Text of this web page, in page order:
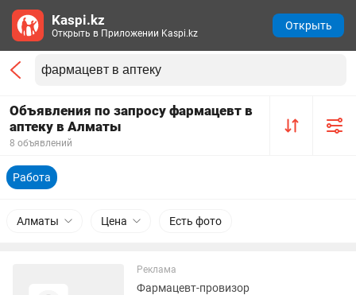
Объявления по запросу фармацевт в
аптеку в Алматы
8 объявлений
Работа
Алматы Цена Есть фото
Реклама
Фармацевт-провизор
Kaspi.kz
Открыть в Приложении Kaspi.kz
Открыть